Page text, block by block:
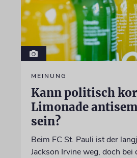
MEINUNG
Kann politisch
Limonade
sein?
Beim FC St. Pauli ist der
Jackson Irvine weg, doch bei